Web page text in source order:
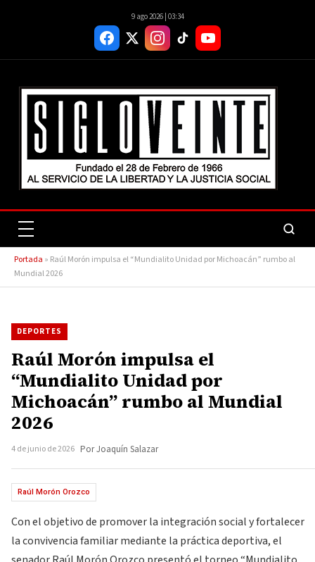
9 ago 2026 | 03:34
Portada » Raúl Morón impulsa el “Mundialito Unidad por Michoacán” rumbo al
Mundial 2026
DEPORTES
Raúl Morón impulsa el
“Mundialito Unidad por
Michoacán” rumbo al Mundial
2026
4 de junio de 2026 Por Joaquín Salazar
Raúl Morón Orozco
Con el objetivo de promover la integración social y fortalecer
la convivencia familiar mediante la práctica deportiva, el